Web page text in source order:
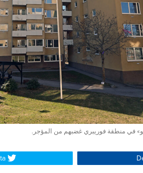
في منطقة فوريبري غضبهم من المؤجر.